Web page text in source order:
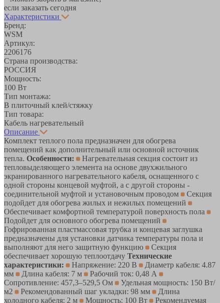
если заказать сегодня
Характеристики
Бренд:
WSM
Артикул:
2206176
Страна производства:
РОССИЯ
Мощность:
100 Вт
Тип монтажа:
В плиточный клей/стяжку
Тип товара:
Кабель нагревательный
Описание
Комплект теплого пола предназначен для обогрева
помещений как дополнительный или основной источник
тепла. Особенности:
Нагревательная секция состоит из
тепловыделяющего элемента на основе двухжильного
экранированного нагревательного кабеля, оснащенного с
одной стороны концевой муфтой, а с другой стороны -
соединительной муфтой и установочным проводом
Секция
подойдет для обогрева жилых и нежилых помещений
Обеспечивает комфортной температурой поверхность пола
Подойдет для основного обогрева помещений
Гофрированная пластмассовая трубка и концевая заглушка
предназначены для установки датчика температуры пола и
выполняют для него защитную функцию
Секция
обеспечивает хорошую теплоотдачу Технические
характеристики:
Напряжение: 220 В
Диаметр кабеля: 4.87
мм
Длина кабеля: 7 м
Рабочий ток: 0,48 А
Сопротивление: 457,3–529,5 Ом
Удельная мощность: 150 Вт/
м2
Рекомендованный шаг укладки: 98 мм
Длина
холодного кабеля: 2 м
Мощность: 100 Вт
Рекомендуемая